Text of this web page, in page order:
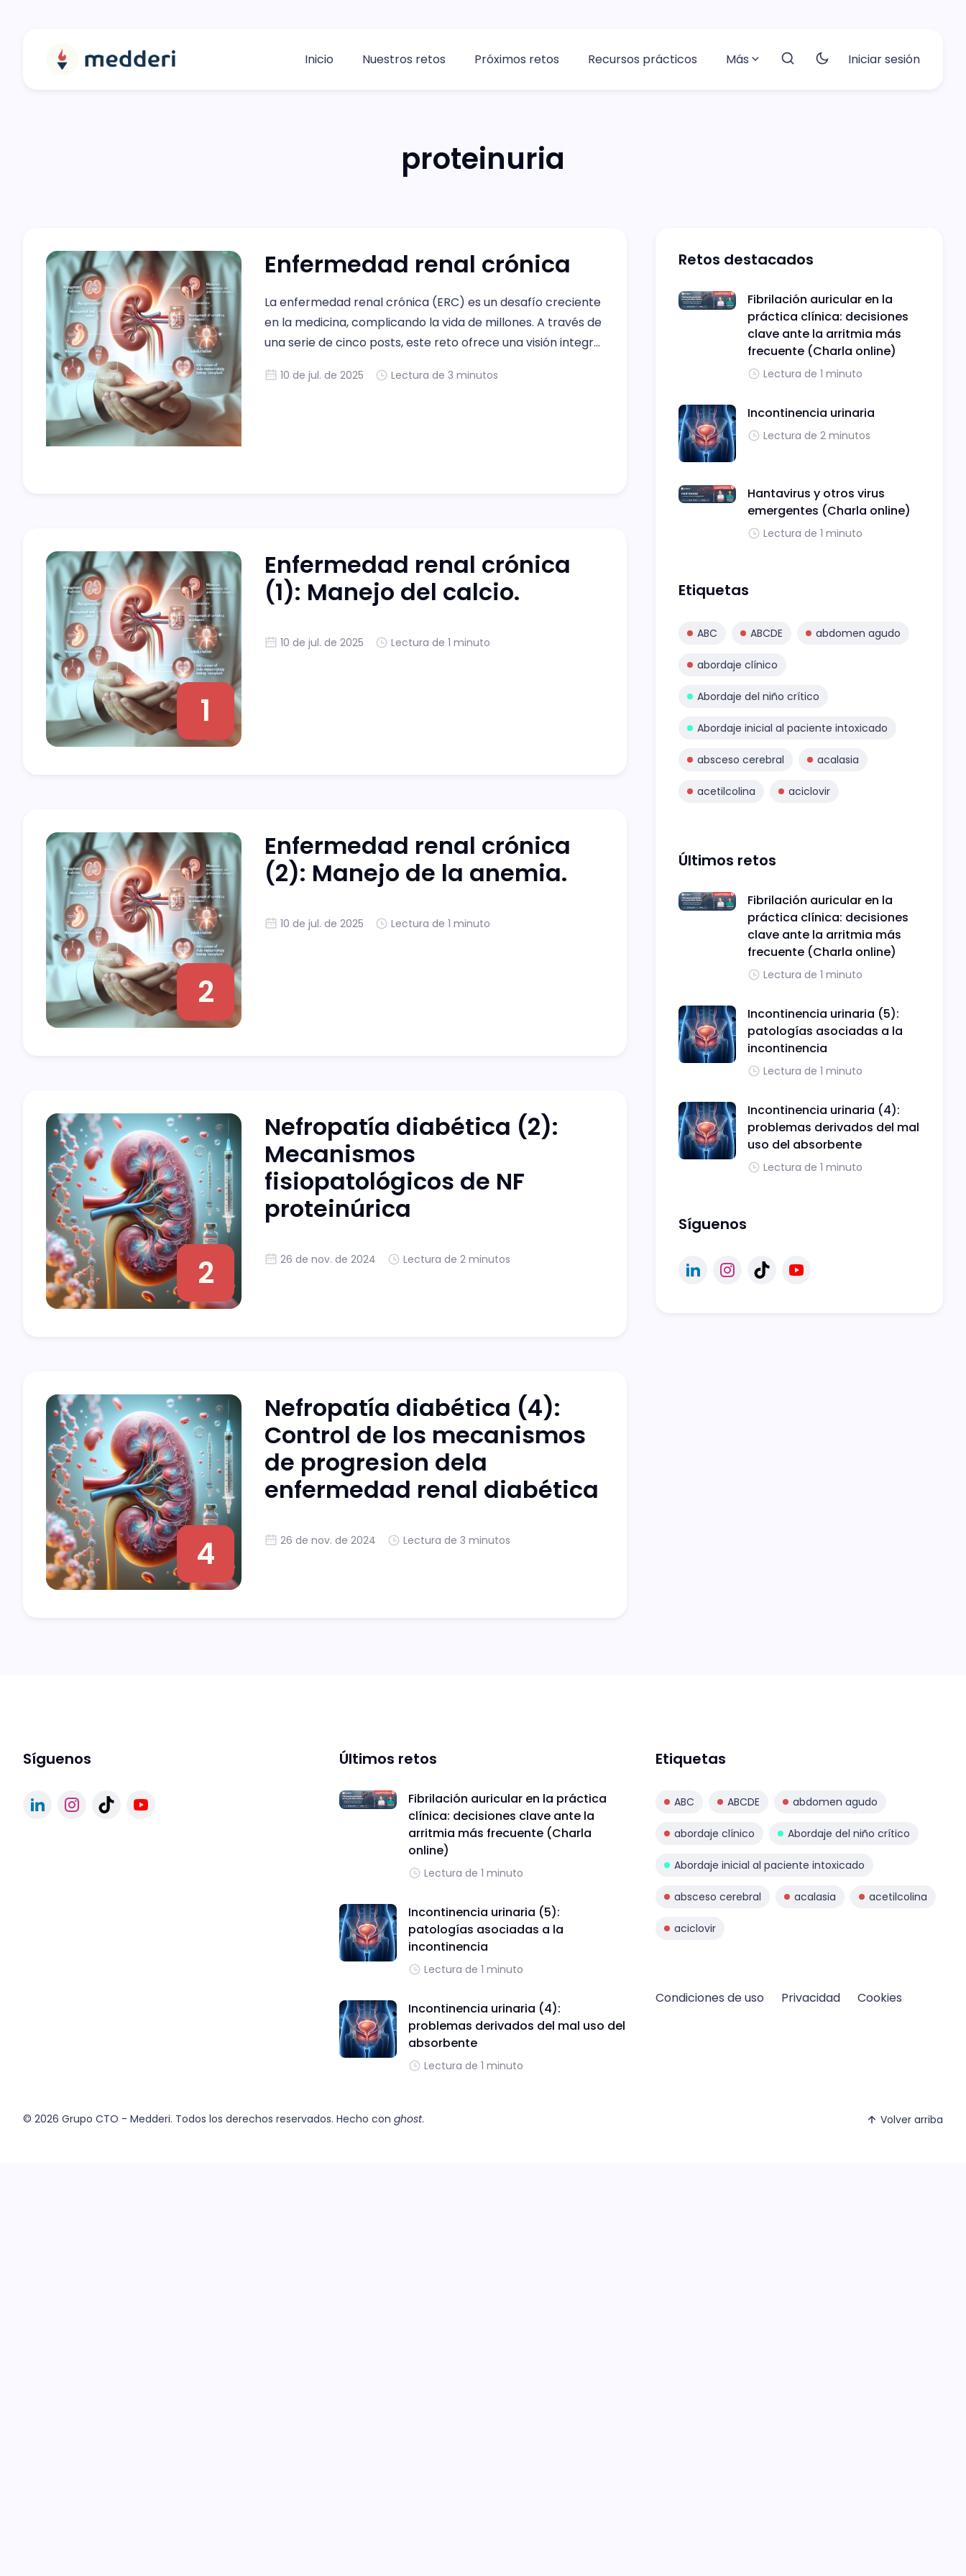
Inicio Nuestros retos Próximos retos Recursos prácticos Más Iniciar sesión
proteinuria
Enfermedad renal crónica
La enfermedad renal crónica (ERC) es un desafío creciente
en la medicina, complicando la vida de millones. A través de
una serie de cinco posts, este reto ofrece una visión integral
la ERC, proporcionando conocimientos esenciales para
10 de jul. de 2025 Lectura de 3 minutos
1
Enfermedad renal crónica
(1): Manejo del calcio.
10 de jul. de 2025 Lectura de 1 minuto
2
Enfermedad renal crónica
(2): Manejo de la anemia.
10 de jul. de 2025 Lectura de 1 minuto
2
Nefropatía diabética (2):
Mecanismos
fisiopatológicos de NF
proteinúrica
26 de nov. de 2024 Lectura de 2 minutos
4
Nefropatía diabética (4):
Control de los mecanismos
de progresion dela
enfermedad renal diabética
26 de nov. de 2024 Lectura de 3 minutos
Retos destacados
Fibrilación auricular en la
práctica clínica: decisiones
clave ante la arritmia más
frecuente (Charla online)
Lectura de 1 minuto
Incontinencia urinaria
Lectura de 2 minutos
Hantavirus y otros virus
emergentes (Charla online)
Lectura de 1 minuto
Etiquetas
ABC ABCDE abdomen agudo
abordaje clínico
Abordaje del niño crítico
Abordaje inicial al paciente intoxicado
absceso cerebral acalasia
acetilcolina aciclovir
Últimos retos
Fibrilación auricular en la
práctica clínica: decisiones
clave ante la arritmia más
frecuente (Charla online)
Lectura de 1 minuto
Incontinencia urinaria (5):
patologías asociadas a la
incontinencia
Lectura de 1 minuto
Incontinencia urinaria (4):
problemas derivados del mal
uso del absorbente
Lectura de 1 minuto
Síguenos
Síguenos Últimos retos
Fibrilación auricular en la práctica
clínica: decisiones clave ante la
arritmia más frecuente (Charla
online)
Lectura de 1 minuto
Incontinencia urinaria (5):
patologías asociadas a la
incontinencia
Lectura de 1 minuto
Incontinencia urinaria (4):
problemas derivados del mal uso del
absorbente
Lectura de 1 minuto
Etiquetas
ABC ABCDE abdomen agudo
abordaje clínico Abordaje del niño crítico
Abordaje inicial al paciente intoxicado
absceso cerebral acalasia acetilcolina
aciclovir
Condiciones de uso Privacidad Cookies
© 2026 Grupo CTO - Medderi. Todos los derechos reservados. Hecho con ghost. Volver arriba